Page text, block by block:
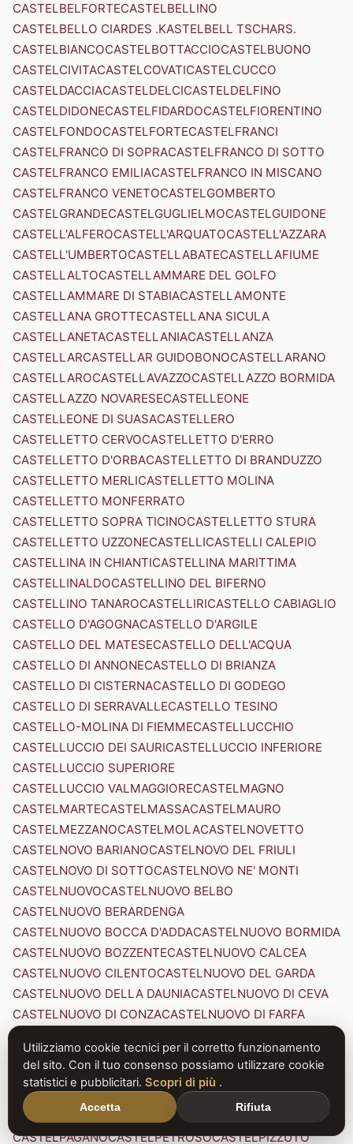
CASTELBELFORTECASTELBELLINO
CASTELBELLO CIARDES .KASTELBELL TSCHARS.
CASTELBIANCOCASTELBOTTACCIOCASTELBUONO
CASTELCIVITACASTELCOVATICASTELCUCCO
CASTELDACCIACASTELDELCICASTELDELFINO
CASTELDIDONECASTELFIDARDOCASTELFIORENTINO
CASTELFONDOCASTELFORTECASTELFRANCI
CASTELFRANCO DI SOPRACASTELFRANCO DI SOTTO
CASTELFRANCO EMILIACASTELFRANCO IN MISCANO
CASTELFRANCO VENETOCASTELGOMBERTO
CASTELGRANDECASTELGUGLIELMOCASTELGUIDONE
CASTELL'ALFEROCASTELL'ARQUATOCASTELL'AZZARA
CASTELL'UMBERTOCASTELLABATECASTELLAFIUME
CASTELLALTOCASTELLAMMARE DEL GOLFO
CASTELLAMMARE DI STABIACASTELLAMONTE
CASTELLANA GROTTECASTELLANA SICULA
CASTELLANETACASTELLANIACASTELLANZA
CASTELLARCASTELLAR GUIDOBONOCASTELLARANO
CASTELLAROCASTELLAVAZZOCASTELLAZZO BORMIDA
CASTELLAZZO NOVARESECASTELLEONE
CASTELLEONE DI SUASACASTELLERO
CASTELLETTO CERVOCASTELLETTO D'ERRO
CASTELLETTO D'ORBACASTELLETTO DI BRANDUZZO
CASTELLETTO MERLICASTELLETTO MOLINA
CASTELLETTO MONFERRATO
CASTELLETTO SOPRA TICINOCASTELLETTO STURA
CASTELLETTO UZZONECASTELLICASTELLI CALEPIO
CASTELLINA IN CHIANTICASTELLINA MARITTIMA
CASTELLINALDOCASTELLINO DEL BIFERNO
CASTELLINO TANAROCASTELLIRICASTELLO CABIAGLIO
CASTELLO D'AGOGNACASTELLO D'ARGILE
CASTELLO DEL MATESECASTELLO DELL'ACQUA
CASTELLO DI ANNONECASTELLO DI BRIANZA
CASTELLO DI CISTERNACASTELLO DI GODEGO
CASTELLO DI SERRAVALLECASTELLO TESINO
CASTELLO-MOLINA DI FIEMMECASTELLUCCHIO
CASTELLUCCIO DEI SAURICASTELLUCCIO INFERIORE
CASTELLUCCIO SUPERIORE
CASTELLUCCIO VALMAGGIORECASTELMAGNO
CASTELMARTECASTELMASSACASTELMAURO
CASTELMEZZANOCASTELMOLACASTELNOVETTO
CASTELNOVO BARIANOCASTELNOVO DEL FRIULI
CASTELNOVO DI SOTTOCASTELNOVO NE' MONTI
CASTELNUOVOCASTELNUOVO BELBO
CASTELNUOVO BERARDENGA
CASTELNUOVO BOCCA D'ADDACASTELNUOVO BORMIDA
CASTELNUOVO BOZZENTECASTELNUOVO CALCEA
CASTELNUOVO CILENTOCASTELNUOVO DEL GARDA
CASTELNUOVO DELLA DAUNIACASTELNUOVO DI CEVA
CASTELNUOVO DI CONZACASTELNUOVO DI FARFA
CASTELNUOVO DI PORTO CASTELNUOVO DON BOSCO
CASTELNUOVO MAGRACASTELNUOVO NIGRA
CASTELNUOVO PARANOCASTELNUOVO RANGONE
CASTELNUOVO SCRIVIA
CASTELNUOVO VAL DI CECINA
CASTELPAGANOCASTELPETROSOCASTELPIZZUTO
Utilizziamo cookie tecnici per il corretto funzionamento
del sito. Con il tuo consenso possiamo utilizzare cookie
statistici e pubblicitari. Scopri di più .
Accetta Rifiuta